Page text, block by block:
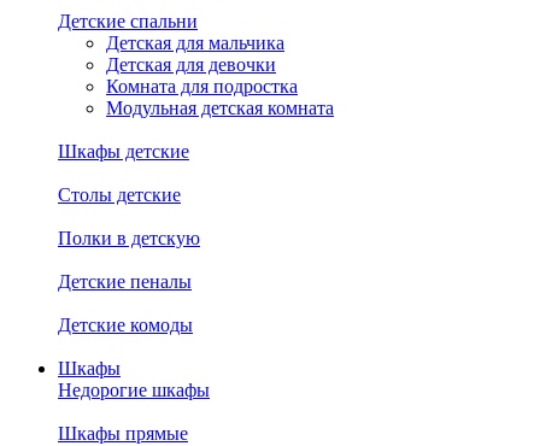
Детские спальни
Детская для мальчика
Детская для девочки
Комната для подростка
Модульная детская комната
Шкафы детские
Столы детские
Полки в детскую
Детские пеналы
Детские комоды
Шкафы
Недорогие шкафы
Шкафы прямые